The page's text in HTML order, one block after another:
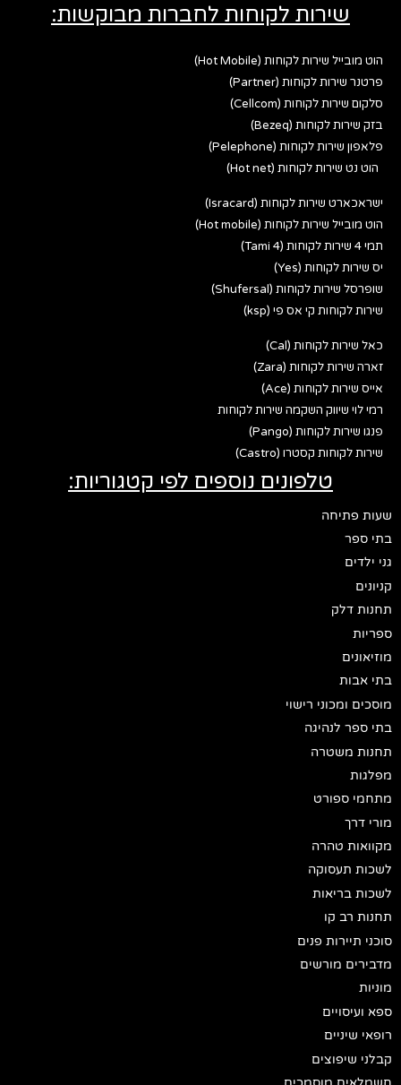
שירות לקוחות לחברות מבוקשות:
הוט מובייל שירות לקוחות (Hot Mobile)
פרטנר שירות לקוחות (Partner)
סלקום שירות לקוחות (Cellcom)
בזק שירות לקוחות (Bezeq)
פלאפון שירות לקוחות (Pelephone)
הוט נט שירות לקוחות (Hot net)
ישראכארט שירות לקוחות (Isracard)
הוט מובייל שירות לקוחות (Hot mobile)
תמי 4 שירות לקוחות (Tami 4)
יס שירות לקוחות (Yes)
שופרסל שירות לקוחות (Shufersal)
שירות לקוחות קי אס פי (ksp)
כאל שירות לקוחות (Cal)
זארה שירות לקוחות (Zara)
אייס שירות לקוחות (Ace)
רמי לוי שיווק השקמה שירות לקוחות
פנגו שירות לקוחות (Pango)
שירות לקוחות קסטרו (Castro)
טלפונים נוספים לפי קטגוריות:
שעות פתיחה
בתי ספר
גני ילדים
קניונים
תחנות דלק
ספריות
מוזיאונים
בתי אבות
מוסכים ומכוני רישוי
בתי ספר לנהיגה
תחנות משטרה
מפלגות
מתחמי ספורט
מורי דרך
מקוואות טהרה
לשכות תעסוקה
לשכות בריאות
תחנות רב קו
סוכני תיירות פנים
מדבירים מורשים
מוניות
ספא ועיסויים
רופאי שיניים
קבלני שיפוצים